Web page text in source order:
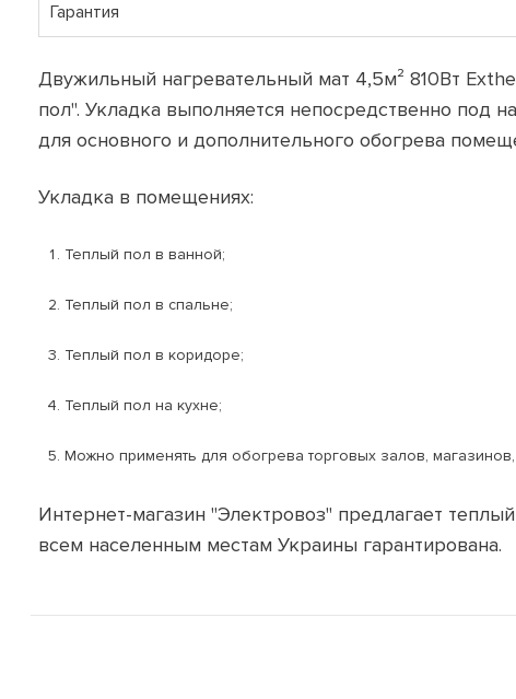
Гарантия
Двужильный нагревательный мат 4,5м² 810Вт
пол". Укладка выполняется непосредственно под
для основного и дополнительного обогрева
Укладка в помещениях:
Теплый пол в ванной;
Теплый пол в спальне;
Теплый пол в коридоре;
Теплый пол на кухне;
Можно применять для обогрева торговых залов,
Интернет-магазин "Электровоз" предлагает
всем населенным местам Украины гарантирована.